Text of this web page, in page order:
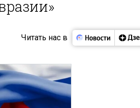
Читать нас в